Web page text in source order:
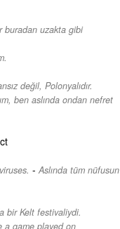
buradan uzakta gibi
değil, Polonyalıdır.
ben aslında ondan nefret
- Aslında tüm nüfusun
bir Kelt festivaliydi.
a game played on